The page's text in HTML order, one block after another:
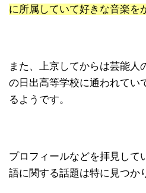
に所属していて好きな音楽を
また、上京してからは芸能人
の日出高等学校に通われてい
るようです。
プロフィールなどを拝見して
語に関する話題は特に見つか